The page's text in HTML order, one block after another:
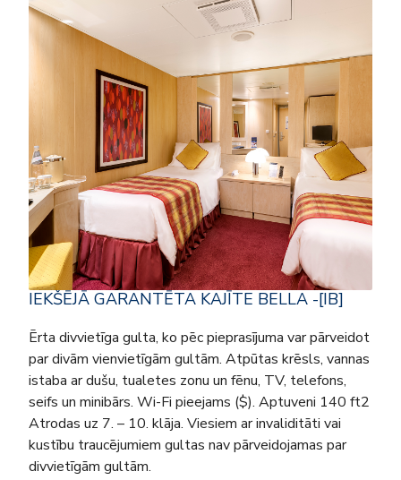
IEKŠĒJĀ GARANTĒTA KAJĪTE BELLA -[IB]
Ērta divvietīga gulta, ko pēc pieprasījuma var pārveidot
par divām vienvietīgām gultām. Atpūtas krēsls, vannas
istaba ar dušu, tualetes zonu un fēnu, TV, telefons,
seifs un minibārs. Wi-Fi pieejams ($). Aptuveni 140 ft2
Atrodas uz 7. – 10. klāja. Viesiem ar invaliditāti vai
kustību traucējumiem gultas nav pārveidojamas par
divvietīgām gultām.